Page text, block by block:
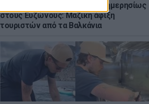
Πάνω από 45.000 διελεύσεις ημερησίως
στους Ευζώνους: Μαζική άφιξη
τουριστών από τα Βαλκάνια